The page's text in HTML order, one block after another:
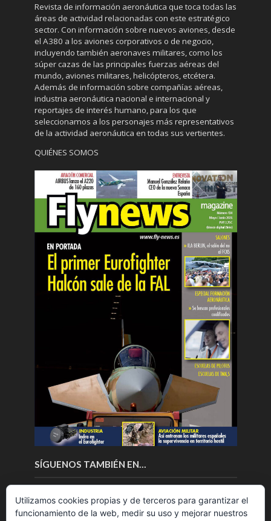
Revista de información aeronáutica que toca todas las
áreas de actividad relacionadas con este estratégico
sector. Con información sobre nuevos aviones, desde
el A380 a los aviones corporativos o de negocio,
incluyendo también aeronaves militares, como los
súper cazas de las principales fuerzas aéreas del
mundo, aviones militares, helicópteros, etcétera.
Además de información sobre compañías aéreas,
industria aeronáutica nacional e internacional y
reportajes de interés humano, para los que
seleccionamos a los personajes más representativos
de la actividad aeronáutica en todas sus vertientes.
QUIÉNES SOMOS
SÍGUENOS TAMBIÉN EN…
Utilizamos cookies propias y de terceros para garantizar el
funcionamiento de la web, medir su uso y mejorar nuestros